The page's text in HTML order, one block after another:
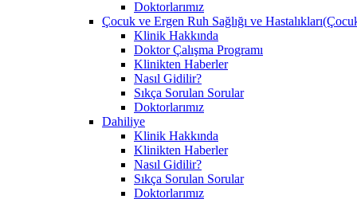
Doktorlarımız
Çocuk ve Ergen Ruh Sağlığı ve
Klinik Hakkında
Doktor Çalışma Programı
Klinikten Haberler
Nasıl Gidilir?
Sıkça Sorulan Sorular
Doktorlarımız
Dahiliye
Klinik Hakkında
Klinikten Haberler
Nasıl Gidilir?
Sıkça Sorulan Sorular
Doktorlarımız